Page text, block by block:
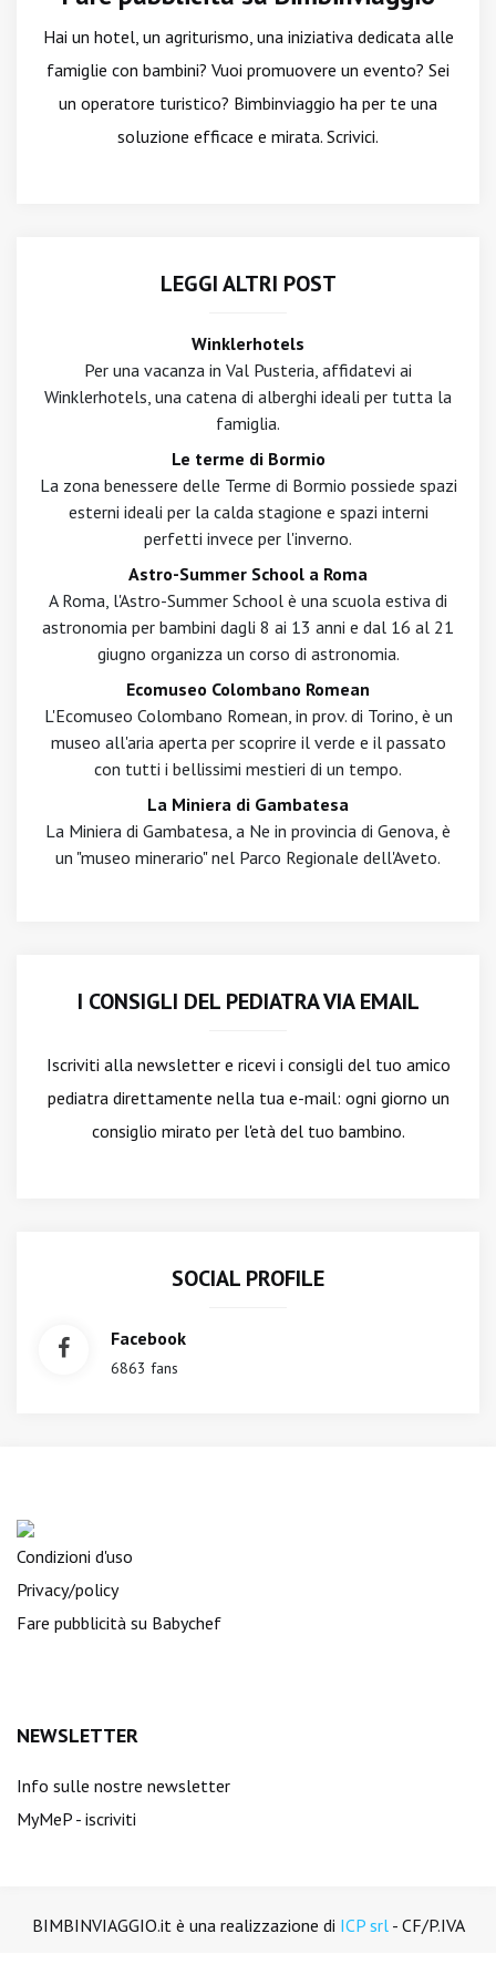
Hai un hotel, un agriturismo, una iniziativa dedicata alle
famiglie con bambini? Vuoi promuovere un evento? Sei
un operatore turistico? Bimbinviaggio ha per te una
soluzione efficace e mirata. Scrivici.
LEGGI ALTRI POST
Winklerhotels
Per una vacanza in Val Pusteria, affidatevi ai
Winklerhotels, una catena di alberghi ideali per tutta la
famiglia.
Le terme di Bormio
La zona benessere delle Terme di Bormio possiede spazi
esterni ideali per la calda stagione e spazi interni
perfetti invece per l'inverno.
Astro-Summer School a Roma
A Roma, l'Astro-Summer School è una scuola estiva di
astronomia per bambini dagli 8 ai 13 anni e dal 16 al 21
giugno organizza un corso di astronomia.
Ecomuseo Colombano Romean
L'Ecomuseo Colombano Romean, in prov. di Torino, è un
museo all'aria aperta per scoprire il verde e il passato
con tutti i bellissimi mestieri di un tempo.
La Miniera di Gambatesa
La Miniera di Gambatesa, a Ne in provincia di Genova, è
un "museo minerario" nel Parco Regionale dell'Aveto.
I CONSIGLI DEL PEDIATRA VIA EMAIL
Iscriviti alla newslettere ricevi i consigli del tuo amico
pediatra direttamente nella tua e-mail: ogni giorno un
consiglio mirato per l'età del tuo bambino.
SOCIAL PROFILE
Facebook
6863 fans
Condizioni d'uso
Privacy/policy
Fare pubblicità su Babychef
NEWSLETTER
Info sulle nostre newsletter
MyMeP - iscriviti
BIMBINVIAGGIO.it è una realizzazione di ICP srl- CF/P.IVA